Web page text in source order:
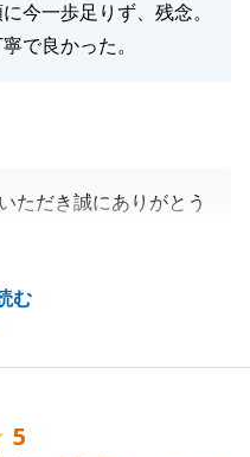
今一歩足りず、残念。
で良かった。
む
ただき誠にありがとう
ことができて良かった
はできなかったものの
ございましたら是非ご
5